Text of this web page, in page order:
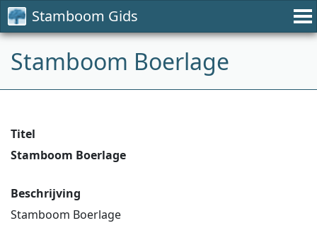
Stamboom Gids
Stamboom Boerlage
Titel
Stamboom Boerlage
Beschrijving
Stamboom Boerlage